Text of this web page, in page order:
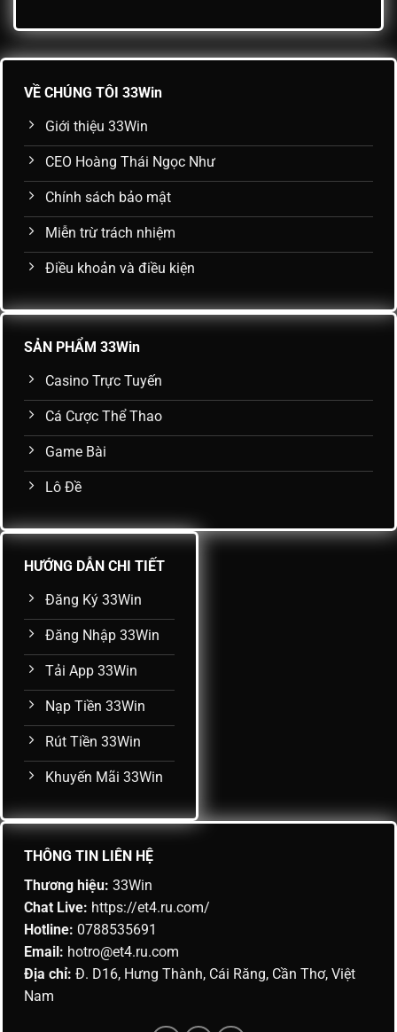
VỀ CHÚNG TÔI 33Win
Giới thiệu 33Win
CEO Hoàng Thái Ngọc Như
Chính sách bảo mật
Miễn trừ trách nhiệm
Điều khoản và điều kiện
SẢN PHẨM 33Win
Casino Trực Tuyến
Cá Cược Thể Thao
Game Bài
Lô Đề
HƯỚNG DẪN CHI TIẾT
Đăng Ký 33Win
Đăng Nhập 33Win
Tải App 33Win
Nạp Tiền 33Win
Rút Tiền 33Win
Khuyến Mãi 33Win
THÔNG TIN LIÊN HỆ
Thương hiệu: 33Win
Chat Live: https://et4.ru.com/
Hotline: 0788535691
Email: hotro@et4.ru.com
Địa chỉ: Đ. D16, Hưng Thành, Cái Răng, Cần Thơ, Việt
Nam